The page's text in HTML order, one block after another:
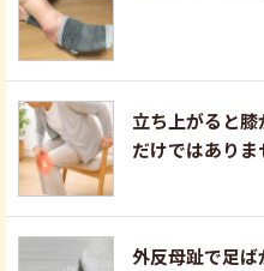
立ち上がると
だけではありま
外反母趾で足